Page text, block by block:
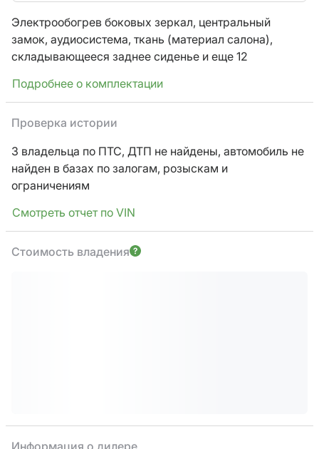
Электрообогрев боковых зеркал, центральный
замок, аудиосистема, ткань (материал салона),
складывающееся заднее сиденье и еще 12
Подробнее о комплектации
Проверка истории
3 владельца по ПТС, ДТП не найдены, автомобиль не
найден в базах по залогам, розыскам и
ограничениям
Смотреть отчет по VIN
Стоимость владения
Информация о дилере